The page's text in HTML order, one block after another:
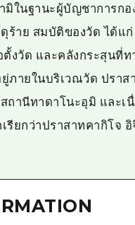
มิในฐานะผู้บัญชาการกอ
ร้าย สมบัติของวัด ได้แ
งวัด และคลังกระสุนที่ท
ายในบริเวณวัด ปราส
านีทาดาโนะอุมิ และเ
ยกว่าปราสาทคากิโจ อิ